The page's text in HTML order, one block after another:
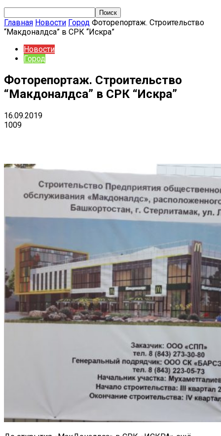
Главная Новости Город Фоторепортаж. Строительство
“Макдоналдса” в СРК “Искра”
Новости
Город
Фоторепортаж. Строительство
“Макдоналдса” в СРК “Искра”
16.09.2019
1009